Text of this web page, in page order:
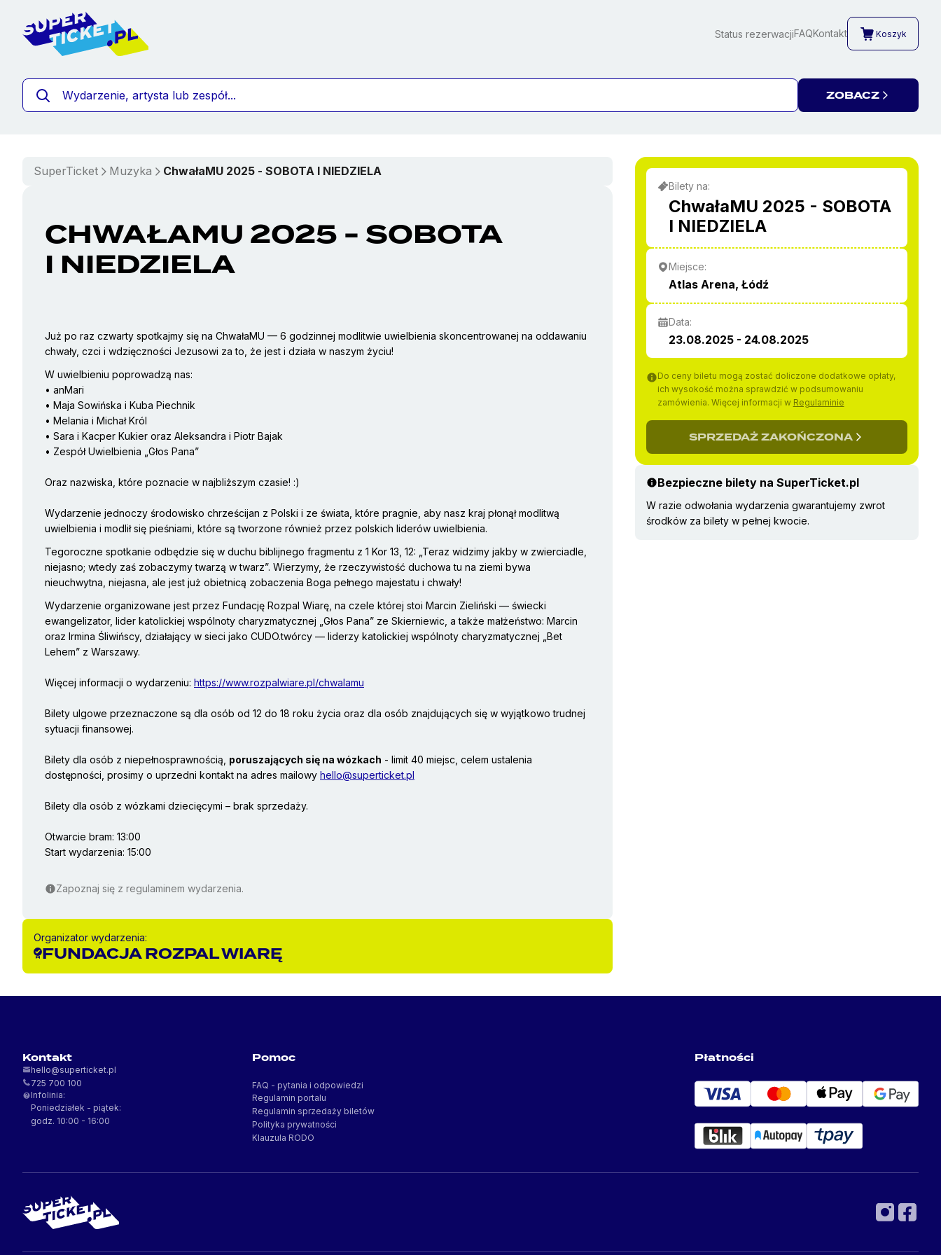
Status rezerwacjiFAQKontakt Koszyk
ZOBACZ
SuperTicket Muzyka ChwałaMU 2025 - SOBOTA I NIEDZIELA
CHWAŁAMU 2025 - SOBOTA
I NIEDZIELA
Już po raz czwarty spotkajmy się na ChwałaMU — 6 godzinnej modlitwie uwielbienia skoncentrowanej na oddawaniu
chwały, czci i wdzięczności Jezusowi za to, że jest i działa w naszym życiu!
W uwielbieniu poprowadzą nas:
• anMari
• Maja Sowińska i Kuba Piechnik
• Melania i Michał Król
• Sara i Kacper Kukier oraz Aleksandra i Piotr Bajak
• Zespół Uwielbienia „Głos Pana”
Oraz nazwiska, które poznacie w najbliższym czasie! :)
Wydarzenie jednoczy środowisko chrześcijan z Polski i ze świata, które pragnie, aby nasz kraj płonął modlitwą
uwielbienia i modlił się pieśniami, które są tworzone również przez polskich liderów uwielbienia.
Tegoroczne spotkanie odbędzie się w duchu biblijnego fragmentu z 1 Kor 13, 12: „Teraz widzimy jakby w zwierciadle,
niejasno; wtedy zaś zobaczymy twarzą w twarz”. Wierzymy, że rzeczywistość duchowa tu na ziemi bywa
nieuchwytna, niejasna, ale jest już obietnicą zobaczenia Boga pełnego majestatu i chwały!
Wydarzenie organizowane jest przez Fundację Rozpal Wiarę, na czele której stoi Marcin Zieliński — świecki
ewangelizator, lider katolickiej wspólnoty charyzmatycznej „Głos Pana” ze Skierniewic, a także małżeństwo: Marcin
oraz Irmina Śliwińscy, działający w sieci jako CUDO.twórcy — liderzy katolickiej wspólnoty charyzmatycznej „Bet
Lehem” z Warszawy.
Więcej informacji o wydarzeniu: https://www.rozpalwiare.pl/chwalamu
Bilety ulgowe przeznaczone są dla osób od 12 do 18 roku życia oraz dla osób znajdujących się w wyjątkowo trudnej
sytuacji finansowej.
Bilety dla osób z niepełnosprawnością, poruszających się na wózkach - limit 40 miejsc, celem ustalenia
dostępności, prosimy o uprzedni kontakt na adres mailowy hello@superticket.pl
Bilety dla osób z wózkami dziecięcymi – brak sprzedaży.
Otwarcie bram: 13:00
Start wydarzenia: 15:00
Zapoznaj się z regulaminem wydarzenia.
Organizator wydarzenia:
FUNDACJA ROZPAL WIARĘ
Bilety na:
ChwałaMU 2025 - SOBOTA
I NIEDZIELA
Miejsce:
Atlas Arena, Łódź
Data:
23.08.2025 - 24.08.2025
Do ceny biletu mogą zostać doliczone dodatkowe opłaty,
ich wysokość można sprawdzić w podsumowaniu
zamówienia. Więcej informacji w Regulaminie
SPRZEDAŻ ZAKOŃCZONA
Bezpieczne bilety na SuperTicket.pl
W razie odwołania wydarzenia gwarantujemy zwrot
środków za bilety w pełnej kwocie.
Kontakt
Infolinia:
Poniedziałek - piątek:
godz. 10:00 - 16:00
Pomoc
FAQ - pytania i odpowiedzi
Regulamin portalu
Regulamin sprzedaży biletów
Polityka prywatności
Klauzula RODO
Płatności